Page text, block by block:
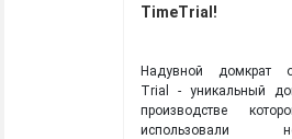
TimeTrial!
Надувной домкрат
Trial - уникальный
производстве
использовали